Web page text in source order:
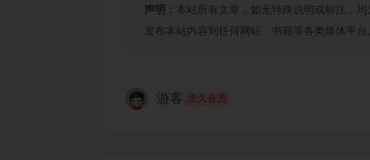
声明： 本站所有文章，如无特殊说明或标注，
发布本站内容到任何网站、书籍等各类媒体平
游客 永久会员